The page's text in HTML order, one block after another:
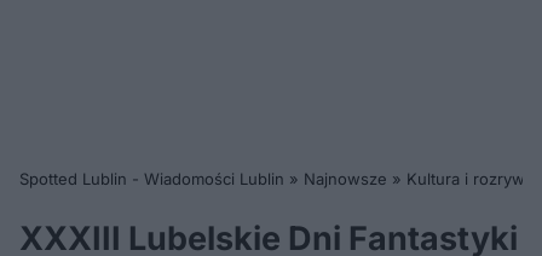
Spotted Lublin - Wiadomości Lublin » Najnowsze » Kultura i rozrywka
XXXIII Lubelskie Dni Fantastyki